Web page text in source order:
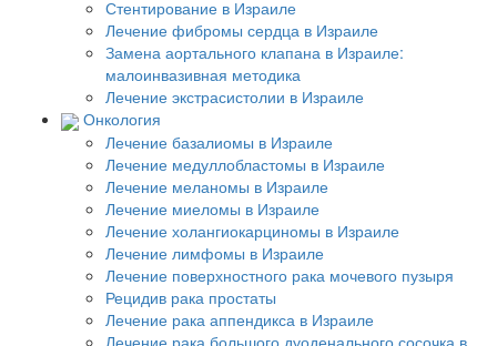
Стентирование в Израиле
Лечение фибромы сердца в Израиле
Замена аортального клапана в Израиле:
малоинвазивная методика
Лечение экстрасистолии в Израиле
Онкология
Лечение базалиомы в Израиле
Лечение медуллобластомы в Израиле
Лечение меланомы в Израиле
Лечение миеломы в Израиле
Лечение холангиокарциномы в Израиле
Лечение лимфомы в Израиле
Лечение поверхностного рака мочевого пузыря
Рецидив рака простаты
Лечение рака аппендикса в Израиле
Лечение рака большого дуоденального сосочка в